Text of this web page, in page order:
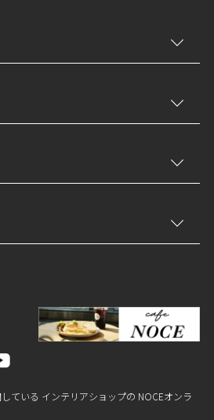
ている インテリアショップの NOCEオンラ